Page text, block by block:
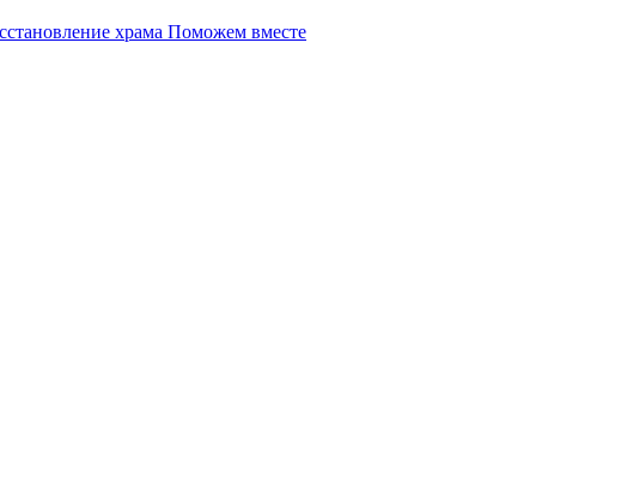
Поможем вместе